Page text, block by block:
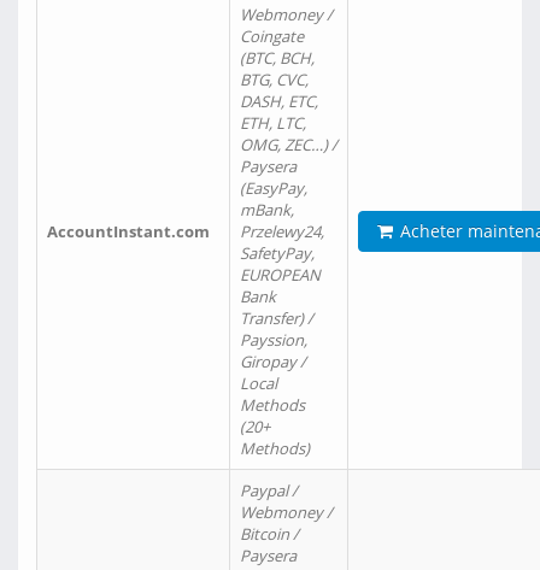
AccountInstant.com
Webmoney /
Coingate
(BTC, BCH,
BTG, CVC,
DASH, ETC,
ETH, LTC,
OMG, ZEC…) /
Paysera
(EasyPay,
mBank,
Przelewy24,
SafetyPay,
EUROPEAN
Bank
Transfer) /
Payssion,
Giropay /
Local
Methods
(20+
Methods)
Acheter
Paypal /
Webmoney /
Bitcoin /
Paysera